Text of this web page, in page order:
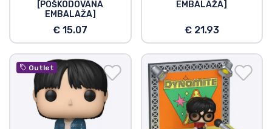
[POŠKODOVANA
EMBALAŽA]
€ 15.07
EMBALAŽA]
€ 21.93
Outlet